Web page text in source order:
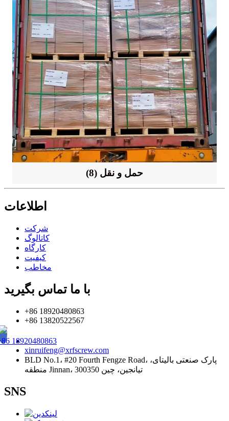
(8) حمل و نقل
اطلاعات
شرکت
کاتالوگ
کارگاه
کیفیت
مخاطب
با ما تماس بگیرید
+86 18920480863
+86 13820522567
18920480863
xinruifeng@xrfscrew.com
BLD No.1، #20 Fourth Fengze Road، پارک صنعتی بالیتای،
منطقه Jinnan، تیانجین، چین 300350
SNS